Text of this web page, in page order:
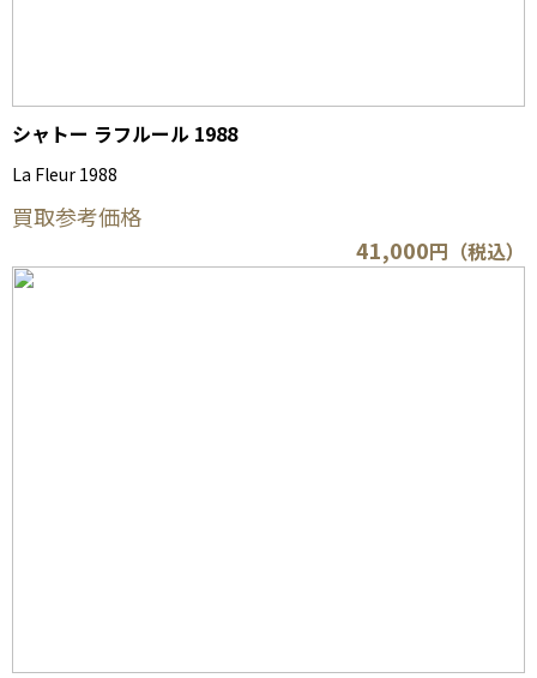
シャトー ラフルール 1988
La Fleur 1988
買取参考価格
41,000円（税込）